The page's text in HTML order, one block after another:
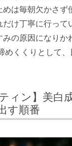
めは毎朝欠かさず
だけ丁寧に行って
みの原因になりか
めくくりとして
ィン】美白
す順番